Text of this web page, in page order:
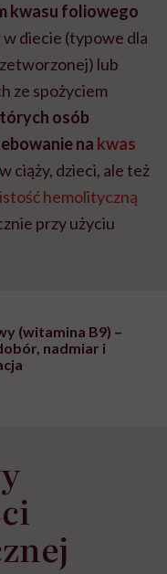
kwasu foliowego
diecie (typowe dla
lub
ze spożyciem
osób
na kwas
ciąży, dzieci, ale też
hemolityczną
przy użyciu
(witamina B9) –
nadmiar i